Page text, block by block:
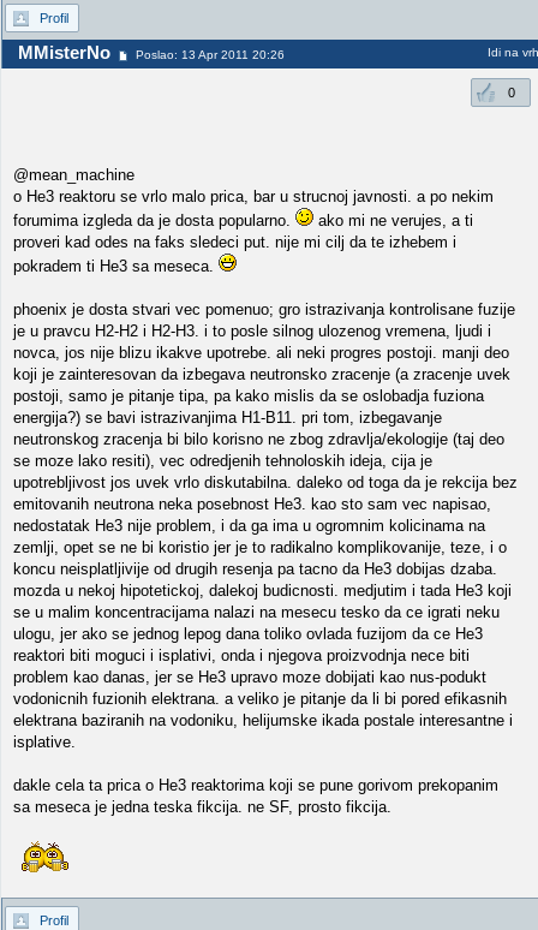
Profil
MMisterNo Poslao: 13 Apr 2011 20:26 Idi na vrh
0
@mean_machine
o He3 reaktoru se vrlo malo prica, bar u strucnoj javnosti. a po nekim
forumima izgleda da je dosta popularno.
ako mi ne verujes, a ti
proveri kad odes na faks sledeci put. nije mi cilj da te izhebem i
pokradem ti He3 sa meseca.
phoenix je dosta stvari vec pomenuo; gro istrazivanja kontrolisane fuzije
je u pravcu H2-H2 i H2-H3. i to posle silnog ulozenog vremena, ljudi i
novca, jos nije blizu ikakve upotrebe. ali neki progres postoji. manji deo
koji je zainteresovan da izbegava neutronsko zracenje (a zracenje uvek
postoji, samo je pitanje tipa, pa kako mislis da se oslobadja fuziona
energija?) se bavi istrazivanjima H1-B11. pri tom, izbegavanje
neutronskog zracenja bi bilo korisno ne zbog zdravlja/ekologije (taj deo
se moze lako resiti), vec odredjenih tehnoloskih ideja, cija je
upotrebljivost jos uvek vrlo diskutabilna. daleko od toga da je rekcija bez
emitovanih neutrona neka posebnost He3. kao sto sam vec napisao,
nedostatak He3 nije problem, i da ga ima u ogromnim kolicinama na
zemlji, opet se ne bi koristio jer je to radikalno komplikovanije, teze, i o
koncu neisplatljivije od drugih resenja pa tacno da He3 dobijas dzaba.
mozda u nekoj hipotetickoj, dalekoj budicnosti. medjutim i tada He3 koji
se u malim koncentracijama nalazi na mesecu tesko da ce igrati neku
ulogu, jer ako se jednog lepog dana toliko ovlada fuzijom da ce He3
reaktori biti moguci i isplativi, onda i njegova proizvodnja nece biti
problem kao danas, jer se He3 upravo moze dobijati kao nus-podukt
vodonicnih fuzionih elektrana. a veliko je pitanje da li bi pored efikasnih
elektrana baziranih na vodoniku, helijumske ikada postale interesantne i
isplative.
dakle cela ta prica o He3 reaktorima koji se pune gorivom prekopanim
sa meseca je jedna teska fikcija. ne SF, prosto fikcija.
Profil